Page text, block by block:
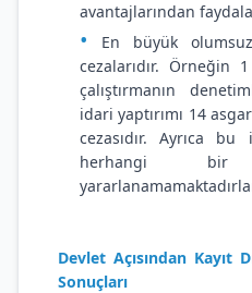
avantajlarından
En büyük
cezalarıdır. Örneğin
çalıştırmanın
idari yaptırımı 14
cezasıdır. Ayrıca
herhangi
Devlet Açısından Kayıt
Sonuçları